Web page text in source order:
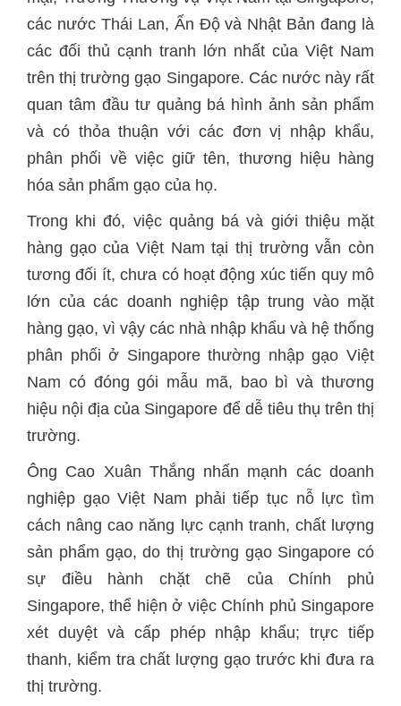
các nước Thái Lan, Ấn Độ và Nhật Bản đang là
các đối thủ cạnh tranh lớn nhất của Việt Nam
trên thị trường gạo Singapore. Các nước này rất
quan tâm đầu tư quảng bá hình ảnh sản phẩm
và có thỏa thuận với các đơn vị nhập khẩu,
phân phối về việc giữ tên, thương hiệu hàng
hóa sản phẩm gạo của họ.
Trong khi đó, việc quảng bá và giới thiệu mặt
hàng gạo của Việt Nam tại thị trường vẫn còn
tương đối ít, chưa có hoạt động xúc tiến quy mô
lớn của các doanh nghiệp tập trung vào mặt
hàng gạo, vì vậy các nhà nhập khẩu và hệ thống
phân phối ở Singapore thường nhập gạo Việt
Nam có đóng gói mẫu mã, bao bì và thương
hiệu nội địa của Singapore để dễ tiêu thụ trên thị
trường.
Ông Cao Xuân Thắng nhấn mạnh các doanh
nghiệp gạo Việt Nam phải tiếp tục nỗ lực tìm
cách nâng cao năng lực cạnh tranh, chất lượng
sản phẩm gạo, do thị trường gạo Singapore có
sự điều hành chặt chẽ của Chính phủ
Singapore, thể hiện ở việc Chính phủ Singapore
xét duyệt và cấp phép nhập khẩu; trực tiếp
thanh, kiểm tra chất lượng gạo trước khi đưa ra
thị trường.